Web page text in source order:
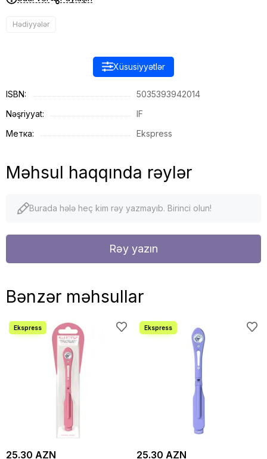
Hədiyyələr
Xüsusiyyətlər
ISBN:
5035393942014
Nəşriyyat:
IF
Метка:
Ekspress
Məhsul haqqında rəylər
Burada hələ heç kim rəy yazmayıb. Birinci olun!
Rəy yazın
Bənzər məhsullar
25.30 AZN 25.30 AZN